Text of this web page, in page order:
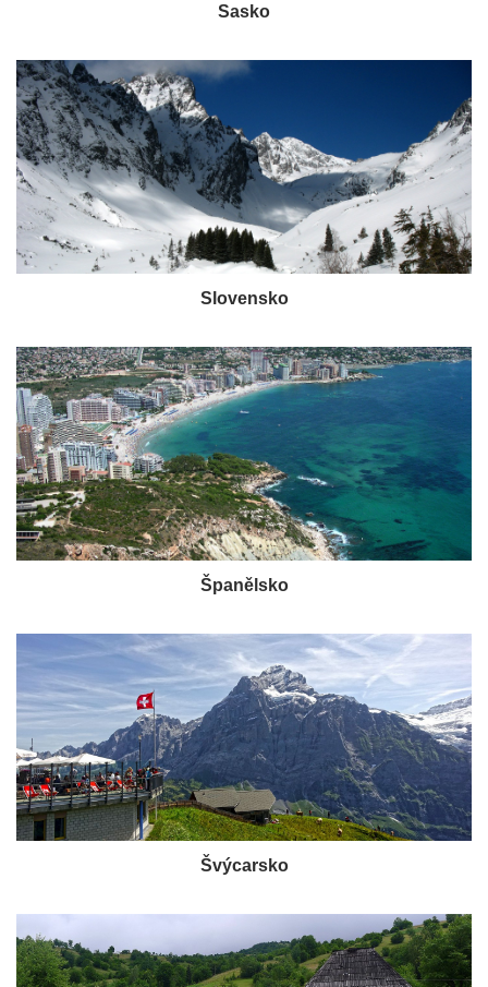
Sasko
Slovensko
Španělsko
Švýcarsko